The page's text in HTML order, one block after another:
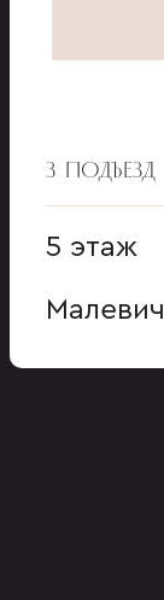
3 ПОДЪЕЗД
5 этаж
Малевич